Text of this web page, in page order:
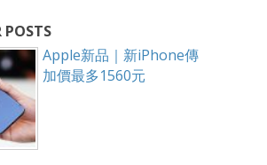
POSTS
Apple新品｜新iPhone傳
加價最多1560元